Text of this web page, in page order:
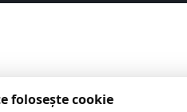
folosește cookie